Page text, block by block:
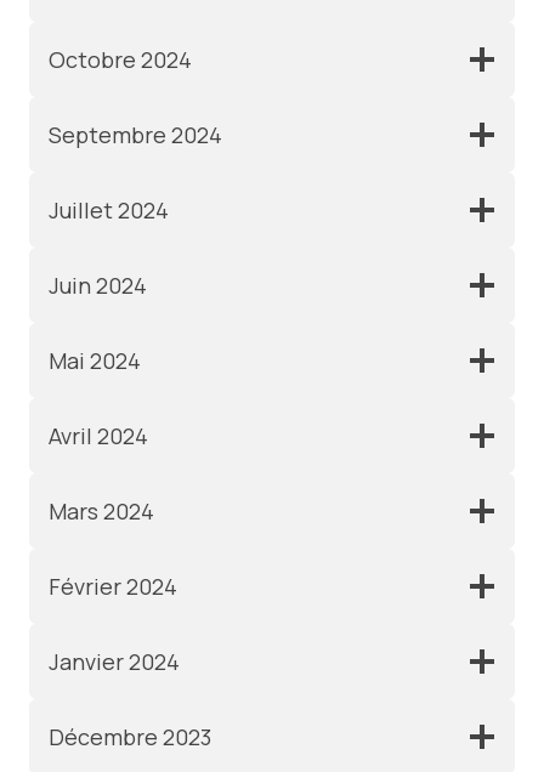
Octobre 2024
Septembre 2024
Juillet 2024
Juin 2024
Mai 2024
Avril 2024
Mars 2024
Février 2024
Janvier 2024
Décembre 2023